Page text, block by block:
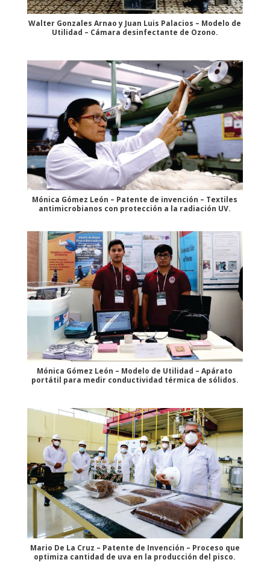
Walter Gonzales Arnao y Juan Luis Palacios – Modelo de
Utilidad – Cámara desinfectante de Ozono.
Mónica Gómez León – Patente de invención – Textiles
antimicrobianos con protección a la radiación UV.
Mónica Gómez León – Modelo de Utilidad – Apárato
portátil para medir conductividad térmica de sólidos.
Mario De La Cruz – Patente de Invención – Proceso que
optimiza cantidad de uva en la producción del pisco.